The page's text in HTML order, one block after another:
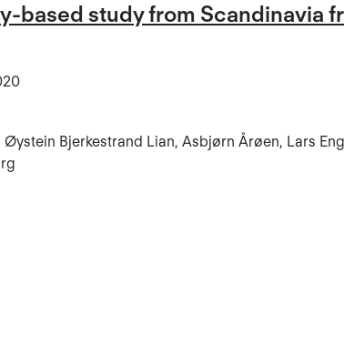
based study from Scandinavia
Øystein Bjerkestrand Lian, Asbjørn Årøen, Lars